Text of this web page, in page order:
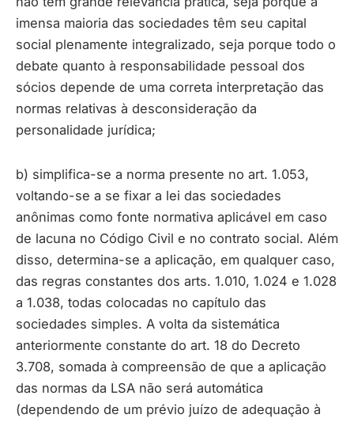
imensa maioria das sociedades têm seu capital
social plenamente integralizado, seja porque todo o
debate quanto à responsabilidade pessoal dos
sócios depende de uma correta interpretação das
normas relativas à desconsideração da
personalidade jurídica;
b) simplifica-se a norma presente no art. 1.053,
voltando-se a se fixar a lei das sociedades
anônimas como fonte normativa aplicável em caso
de lacuna no Código Civil e no contrato social. Além
disso, determina-se a aplicação, em qualquer caso,
das regras constantes dos arts. 1.010, 1.024 e 1.028
a 1.038, todas colocadas no capítulo das
sociedades simples. A volta da sistemática
anteriormente constante do art. 18 do Decreto
3.708, somada à compreensão de que a aplicação
das normas da LSA não será automática
(dependendo de um prévio juízo de adequação à